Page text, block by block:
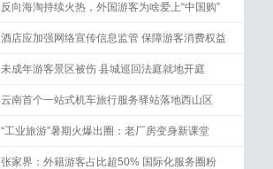
反向海淘持续火热，外国游客为啥爱上“中国购”
酒店应加强网络宣传信息监管 保障游客消费权益
未成年游客景区被伤 县城巡回法庭就地开庭
云南首个一站式机车旅行服务驿站落地西山区
“工业旅游”暑期火爆出圈：老厂房变身新课堂
张家界：外籍游客占比超50% 国际化服务圈粉